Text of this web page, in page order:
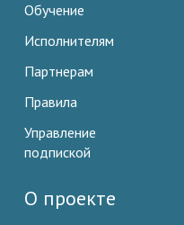
Обучение
Исполнителям
Партнерам
Правила
Управление
подпиской
О проекте